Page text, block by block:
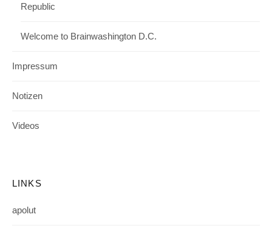
Republic
Welcome to Brainwashington D.C.
Impressum
Notizen
Videos
LINKS
apolut